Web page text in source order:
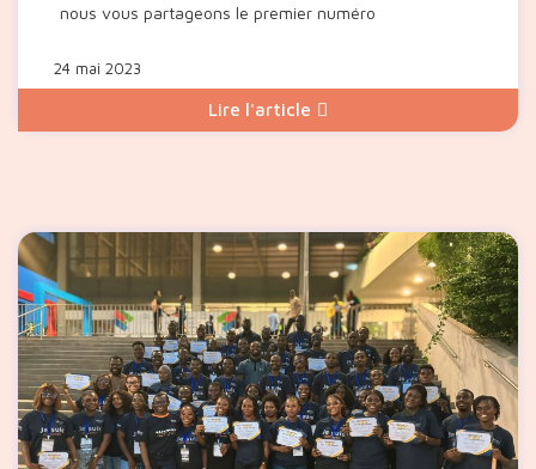
nous vous partageons le premier numéro
24 mai 2023
Lire l'article